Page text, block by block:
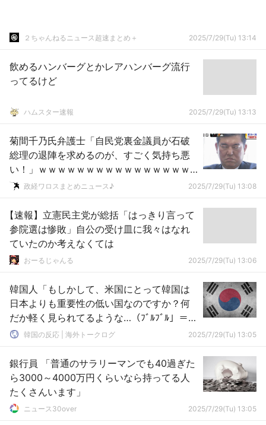
２ちゃんねるニュース超速まとめ＋ 2025/7/29(Tu) 13:14
飲めるハンバーグとかレアハンバーグ流行
ってるけど
ハムスター速報 2025/7/29(Tu) 13:13
菊間千乃氏弁護士「自民党裏金議員が石破
総理の退陣を求めるのが、すごく気持ち悪
い！」ｗｗｗｗｗｗｗｗｗｗｗｗｗｗｗｗ
ｗｗｗ政経ワロスまとめニュース♪ 2025/7/29(Tu) 13:08
【速報】立憲民主党が総括「はっきり言って
参院選は惨敗」自公の受け皿に我々はなれ
ていたのか考えなくては
おーるじゃんる 2025/7/29(Tu) 13:06
韓国人「もしかして、米国にとって韓国は
日本よりも重要性の低い国なのですか？何
だか軽く見られてるような…（ﾌﾞﾙﾌﾞﾙ」＝韓
国の反応
韓国の反応 | 海外トークログ 2025/7/29(Tu) 13:05
銀行員 「普通のサラリーマンでも40過ぎた
ら3000～4000万円くらいなら持ってる人
たくさんいます」
ニュース30over 2025/7/29(Tu) 13:05